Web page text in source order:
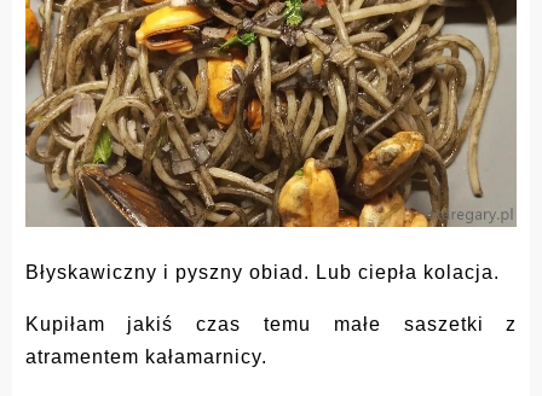
Błyskawiczny i pyszny obiad. Lub ciepła kolacja.
Kupiłam jakiś czas temu małe saszetki z
atramentem kałamarnicy.